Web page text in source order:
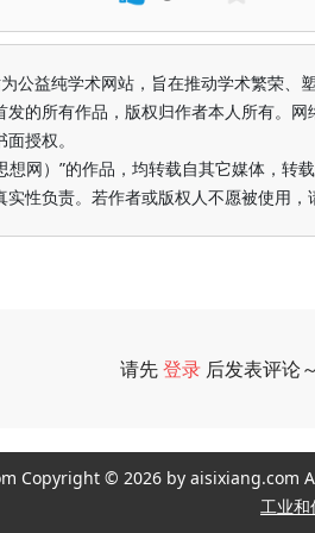
益纯学术网站，旨在推动学术繁荣、塑
的所有作品，版权归作者本人所有。网
授权。
想网）”的作品，均转载自其它媒体，转
性负责。若作者或版权人不愿被使用，
请先登录 后发表评论～
Copyright © 2026 by aisixiang.com
工业和